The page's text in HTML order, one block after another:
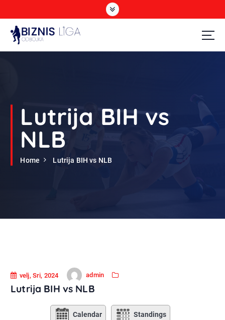
Odbojka
Lutrija BIH vs
NLB
Home Lutrija BIH vs NLB
velj, Sri, 2024 admin
Lutrija BIH vs NLB
Calendar Standings